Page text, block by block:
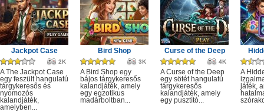
Jackpot Case
2K
A The Jackpot Case
egy feszült hangulatú
tárgykeresős és
nyomozós
kalandjáték,
amelyben...
Bird Shop
3K
A Bird Shop egy
bájos tárgykeresős
kalandjáték, amely
egy egzotikus
madárboltban...
Curse of the Deep
4K
A Curse of the Deep
egy sötét hangulatú
tárgykeresős
kalandjáték, amely
egy pusztító...
A
játék,